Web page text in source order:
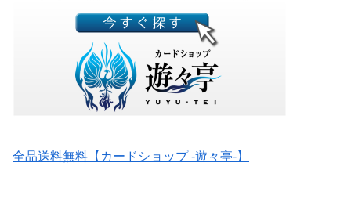
全品送料無料【カードショップ -遊々亭-】